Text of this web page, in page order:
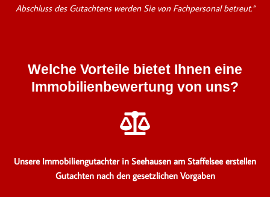
Abschluss des Gutachtens werden Sie von Fachpersonal betreut.“
Welche Vorteile bietet Ihnen eine
Immobilienbewertung von uns?
Unsere Immobiliengutachter in Seehausen am Staffelsee erstellen
Gutachten nach den gesetzlichen Vorgaben